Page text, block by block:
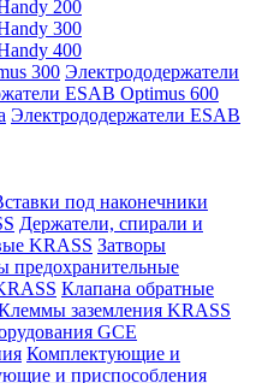
200
300
400
300 Электрододержатели
ESAB Optimus 600
Электрододержатели ESAB
под наконечники
Держатели, спирали и
KRASS Затворы
предохранительные
Клапана обратные
заземления KRASS
GCE
Комплектующие и
и приспособления